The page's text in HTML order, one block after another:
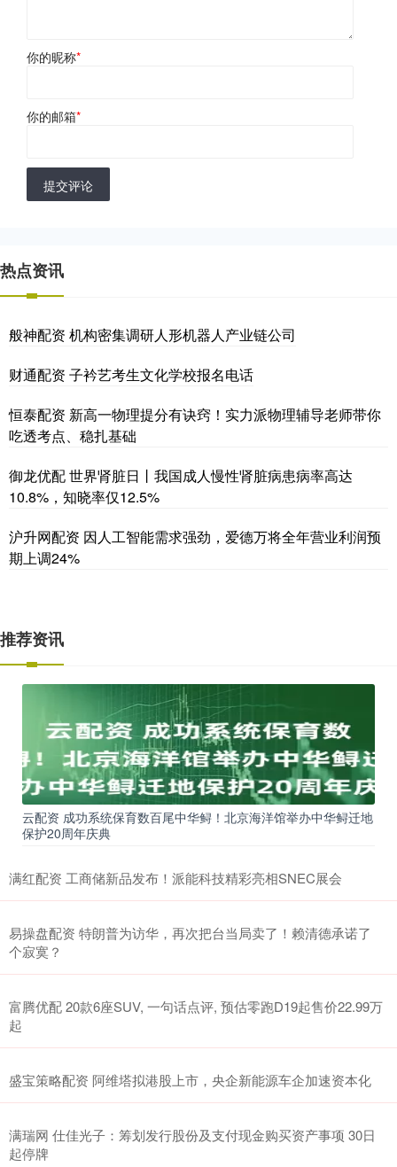
你的昵称*
你的邮箱*
提交评论
热点资讯
般神配资 机构密集调研人形机器人产业链公司
财通配资 子衿艺考生文化学校报名电话
恒泰配资 新高一物理提分有诀窍！实力派物理辅导老师带你
吃透考点、稳扎基础
御龙优配 世界肾脏日丨我国成人慢性肾脏病患病率高达
10.8%，知晓率仅12.5%
沪升网配资 因人工智能需求强劲，爱德万将全年营业利润预
期上调24%
推荐资讯
云配资 成功系统保育数百尾中华鲟！北京海洋馆举办中华鲟迁地
保护20周年庆典
满红配资 工商储新品发布！派能科技精彩亮相SNEC展会
易操盘配资 特朗普为访华，再次把台当局卖了！赖清德承诺了
个寂寞？
富腾优配 20款6座SUV, 一句话点评, 预估零跑D19起售价22.99万
起
盛宝策略配资 阿维塔拟港股上市，央企新能源车企加速资本化
满瑞网 仕佳光子：筹划发行股份及支付现金购买资产事项 30日
起停牌